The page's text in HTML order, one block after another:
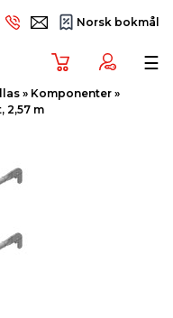
Norsk bokmål
☰
» Komponenter »
2,57 m